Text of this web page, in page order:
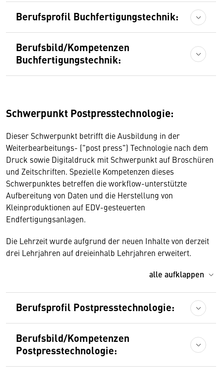
Berufsprofil Buchfertigungstechnik:
Berufsbild/Kompetenzen
Buchfertigungstechnik:
Schwerpunkt Postpresstechnologie:
Dieser Schwerpunkt betrifft die Ausbildung in der
Weiterbearbeitungs- ("post press") Technologie nach dem
Druck sowie Digitaldruck mit Schwerpunkt auf Broschüren
und Zeitschriften. Spezielle Kompetenzen dieses
Schwerpunktes betreffen die workflow-unterstützte
Aufbereitung von Daten und die Herstellung von
Kleinproduktionen auf EDV-gesteuerten
Endfertigungsanlagen.
Die Lehrzeit wurde aufgrund der neuen Inhalte von derzeit
drei Lehrjahren auf dreieinhalb Lehrjahren erweitert.
alle aufklappen
Berufsprofil Postpresstechnologie:
Berufsbild/Kompetenzen
Postpresstechnologie: